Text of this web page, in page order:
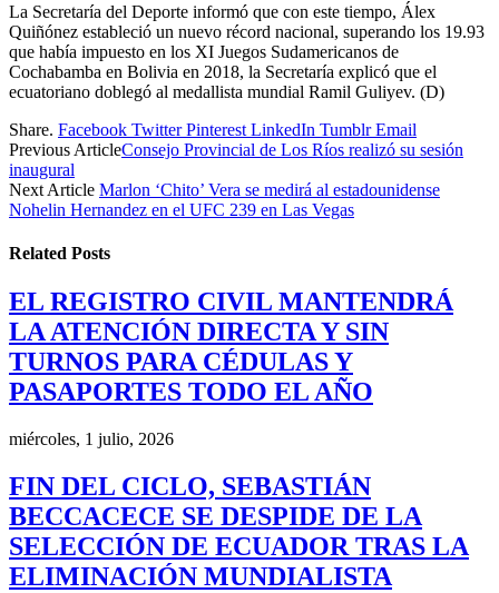
La Secretaría del Deporte informó que con este tiempo, Álex
Quiñónez estableció un nuevo récord nacional, superando los 19.93
que había impuesto en los XI Juegos Sudamericanos de
Cochabamba en Bolivia en 2018, la Secretaría explicó que el
ecuatoriano doblegó al medallista mundial Ramil Guliyev. (D)
Share. Facebook Twitter Pinterest LinkedIn Tumblr Email
Previous ArticleConsejo Provincial de Los Ríos realizó su sesión
inaugural
Next Article Marlon ‘Chito’ Vera se medirá al estadounidense
Nohelin Hernandez en el UFC 239 en Las Vegas
Related Posts
EL REGISTRO CIVIL MANTENDRÁ
LA ATENCIÓN DIRECTA Y SIN
TURNOS PARA CÉDULAS Y
PASAPORTES TODO EL AÑO
miércoles, 1 julio, 2026
FIN DEL CICLO, SEBASTIÁN
BECCACECE SE DESPIDE DE LA
SELECCIÓN DE ECUADOR TRAS LA
ELIMINACIÓN MUNDIALISTA